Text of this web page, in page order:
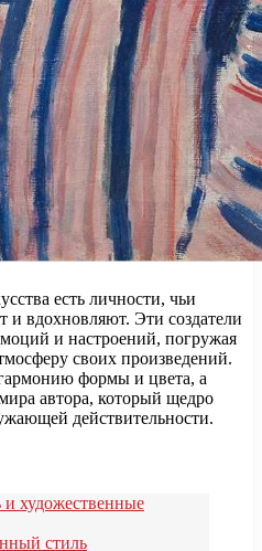
есть личности, чьи
вдохновляют. Эти создатели
и настроений, погружая
своих произведений.
формы и цвета, а
автора, который щедро
действительности.
и художественные
стиль